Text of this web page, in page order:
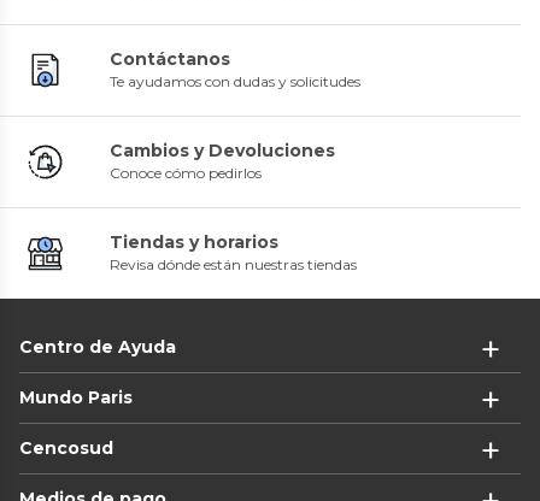
Contáctanos
Te ayudamos con dudas y solicitudes
Cambios y Devoluciones
Conoce cómo pedirlos
Tiendas y horarios
Revisa dónde están nuestras tiendas
Centro de Ayuda
Mundo Paris
Cencosud